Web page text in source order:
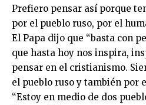
Prefiero pensar así porque
por el pueblo ruso, por el
El Papa dijo que “basta con
que hasta hoy nos inspira,
pensar en el cristianismo.
el pueblo ruso y también por
“Estoy en medio de dos